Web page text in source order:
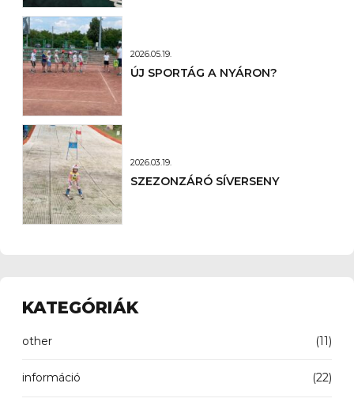
2026.05.19.
ÚJ SPORTÁG A NYÁRON?
2026.03.19.
SZEZONZÁRÓ SÍVERSENY
KATEGÓRIÁK
other (11)
információ (22)